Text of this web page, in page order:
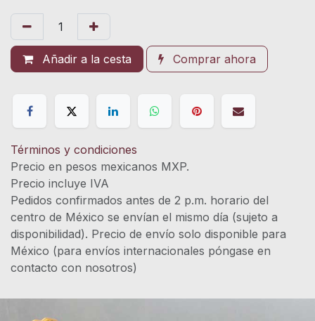
Añadir a la cesta Comprar ahora
Términos y condiciones
Precio en pesos mexicanos MXP.
Precio incluye IVA
Pedidos confirmados antes de 2 p.m. horario del
centro de México se envían el mismo día (sujeto a
disponibilidad). Precio de envío solo disponible para
México (para envíos internacionales póngase en
contacto con nosotros)